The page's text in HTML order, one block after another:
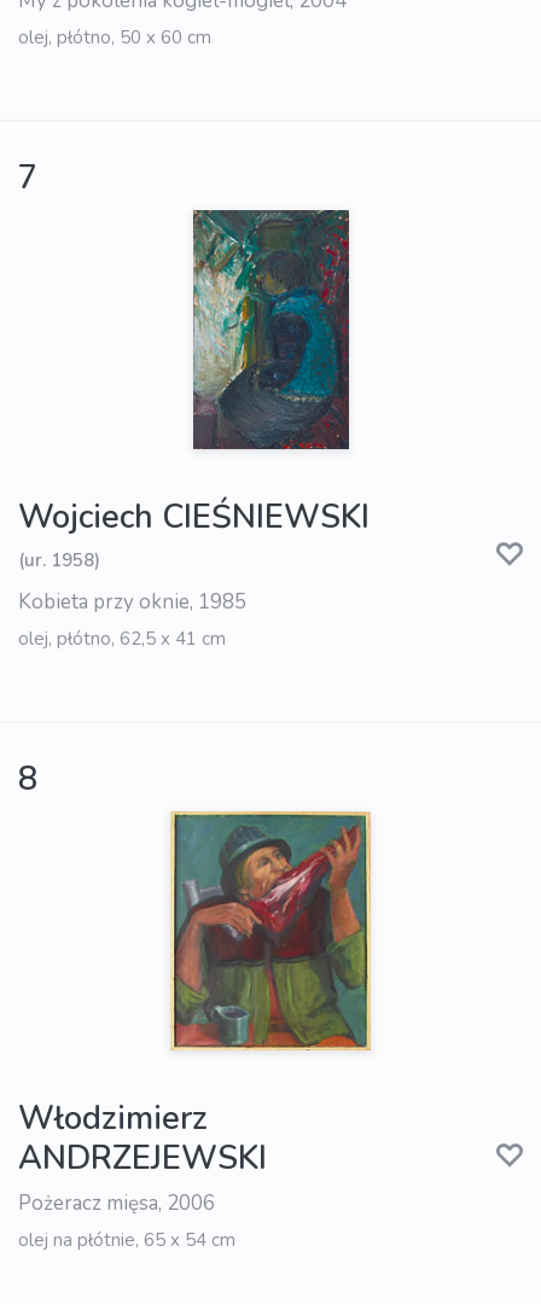
olej, płótno, 50 x 60 cm
7
Wojciech CIEŚNIEWSKI
(ur. 1958)
Kobieta przy oknie, 1985
olej, płótno, 62,5 x 41 cm
8
Włodzimierz
ANDRZEJEWSKI
Pożeracz mięsa, 2006
olej na płótnie, 65 x 54 cm